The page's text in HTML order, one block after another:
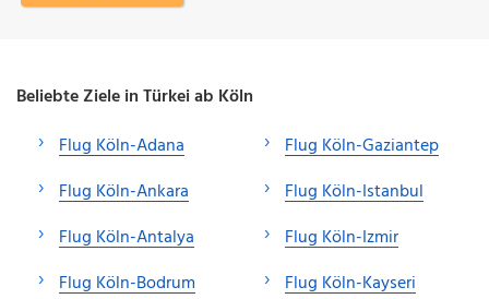
Beliebte Ziele in Türkei ab Köln
Flug Köln-Adana
Flug Köln-Ankara
Flug Köln-Antalya
Flug Köln-Bodrum
Flug Köln-Gaziantep
Flug Köln-Istanbul
Flug Köln-Izmir
Flug Köln-Kayseri